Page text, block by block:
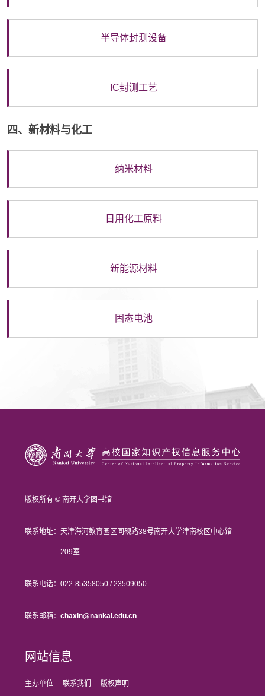
半导体封测设备
IC封测工艺
四、新材料与化工
纳米材料
日用化工原料
新能源材料
固态电池
版权所有 © 南开大学图书馆
联系地址： 天津海河教育园区同砚路38号南开大学津南校区中心馆
209室
联系电话： 022-85358050 / 23509050
联系邮箱： chaxin@nankai.edu.cn
网站信息
主办单位 联系我们 版权声明